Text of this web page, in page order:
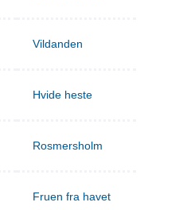
Vildanden
Hvide heste
Rosmersholm
Fruen fra havet